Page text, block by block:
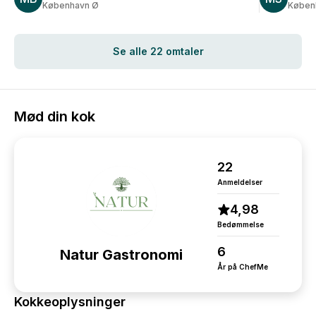
København Ø
Mikkel og
Man
alt: maden
Se alle 22 omtaler
Mød din kok
Natur Gastronomi
22
Anmeldelser
4,98
Bedømmelse
6
År på ChefMe
Kokkeoplysninger